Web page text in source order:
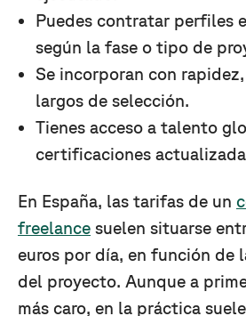
Puedes contratar perfiles
según la fase o tipo de
Se incorporan con
largos de selección.
Tienes acceso a talento
certificaciones
En España, las tarifas de un
freelance suelen situarse
euros por día, en función de
del proyecto. Aunque a
más caro, en la práctica